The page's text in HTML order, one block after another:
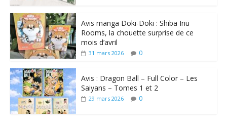
Avis manga Doki-Doki : Shiba Inu
Rooms, la chouette surprise de ce
mois d’avril
31 mars 2026 0
Avis : Dragon Ball – Full Color – Les
Saiyans – Tomes 1 et 2
29 mars 2026 0